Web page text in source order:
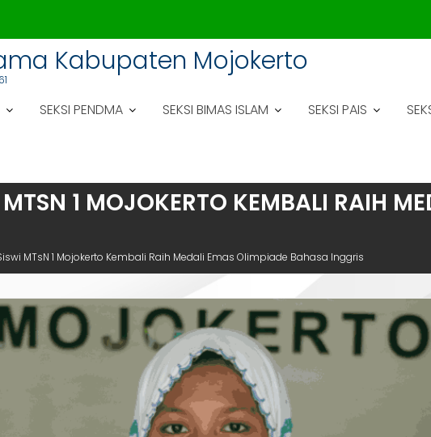
Kabupaten Mojokerto
SEKSI PENDMA SEKSI BIMAS ISLAM SEKSI PAIS
1 MOJOKERTO KEMBALI RAIH
MTsN 1 Mojokerto Kembali Raih Medali Emas Olimpiade Bahasa Inggris